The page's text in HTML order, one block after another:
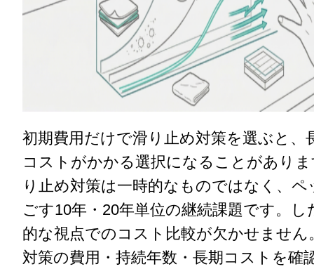
初期費用だけで滑り止め対策を選ぶと、
コストがかかる選択になることがあり
り止め対策は一時的なものではなく、ペ
ごす10年・20年単位の継続課題です。し
的な視点でのコスト比較が欠かせません
対策の費用・持続年数・長期コストを確